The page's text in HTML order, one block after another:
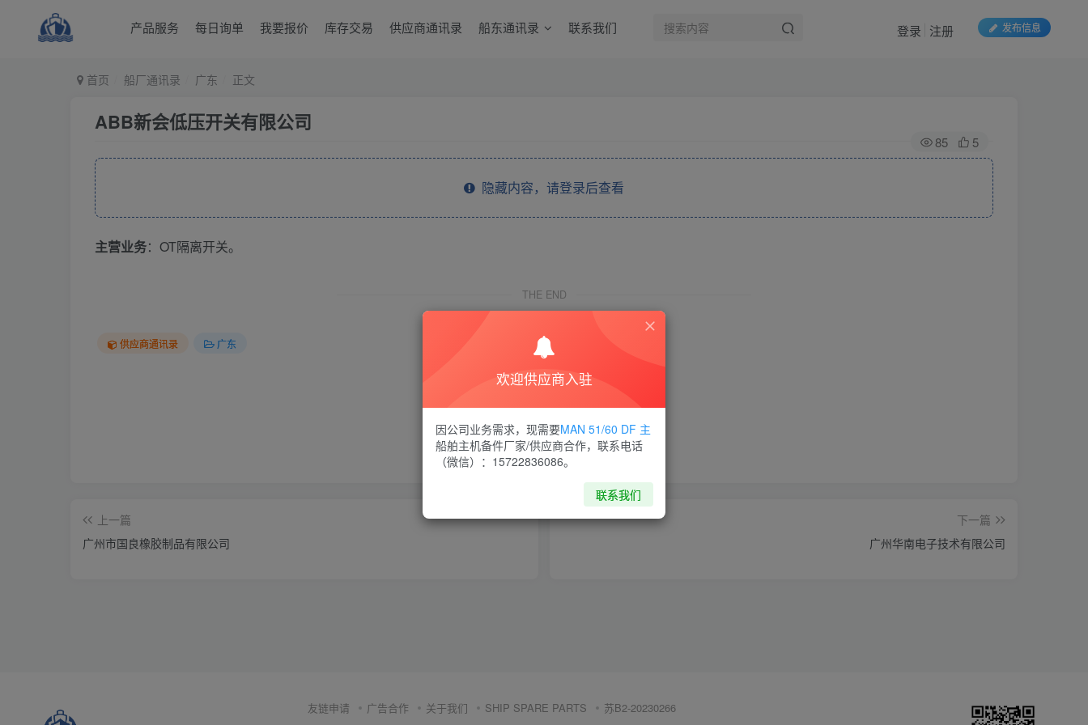
产品服务 每日询单 我要报价 库存交易 供应商通讯录 船东通讯录 联系我们 发布信息
登录 注册
首页 船厂通讯录 广东 正文
ABB新会低压开关有限公司
85 5
隐藏内容，请登录后查看
主营业务：OT隔离开关。
THE END
供应商通讯录 广东
喜欢就支持一下吧
点赞5 分享 收藏
上一篇
广州市国良橡胶制品有限公司
下一篇
广州华南电子技术有限公司
友链申请 广告合作 关于我们 SHIP SPARE PARTS 苏B2-20230266
欢迎供应商入驻
因公司业务需求，现需要MAN 51/60 DF 主
船舶主机备件厂家/供应商合作，联系电话
（微信）：15722836086。
联系我们